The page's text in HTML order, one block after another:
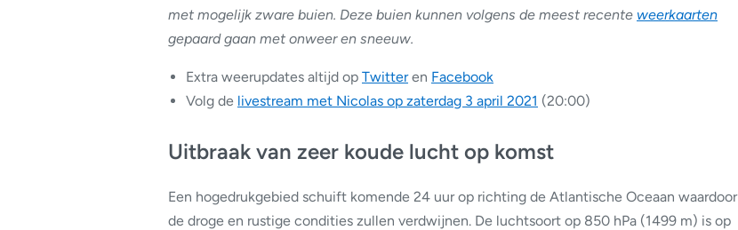
met mogelijk zware buien. Deze buien kunnen volgens de meest recente weerkaarten
gepaard gaan met onweer en sneeuw.
Extra weerupdates altijd op Twitteren Facebook
Volg de livestream met Nicolas op zaterdag 3 april 2021 (20:00)
Uitbraak van zeer koude lucht op komst
Een hogedrukgebied schuift komende 24 uur op richting de Atlantische Oceaan waardoor
de droge en rustige condities zullen verdwijnen. De luchtsoort op 850 hPa (1499 m) is op